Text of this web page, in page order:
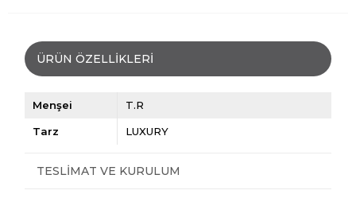
ÜRÜN ÖZELLIKLERI
Menşei T.R
Tarz LUXURY
TESLIMAT VE KURULUM